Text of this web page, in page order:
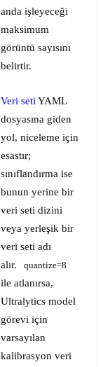
anda işleyeceği
maksimum
görüntü sayısını
belirtir.
Veri seti YAML
dosyasına giden
yol, niceleme için
esastır;
sınıflandırma ise
bunun yerine bir
veri seti dizini
veya yerleşik bir
veri seti adı
alır.
quantize=8
ile atlanırsa,
Ultralytics model
görevi için
varsayılan
kalibrasyon veri